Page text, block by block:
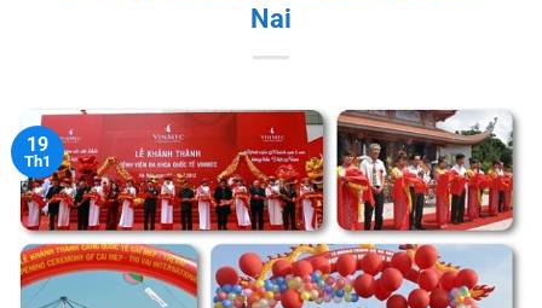
Nai
19
Th1